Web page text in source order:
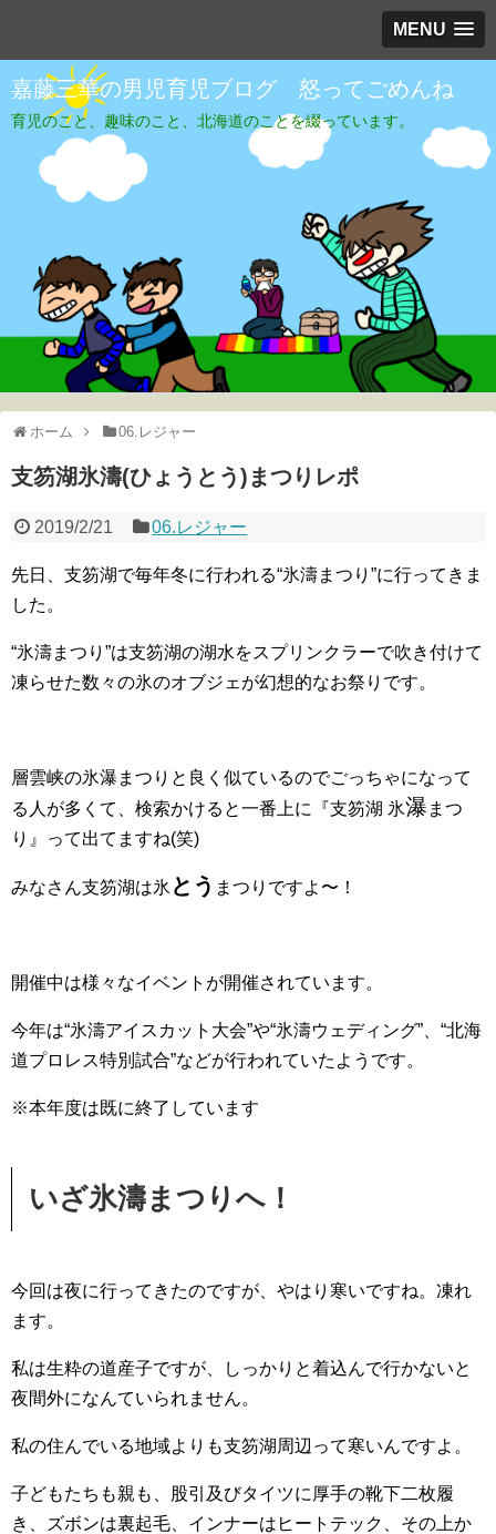
MENU
嘉藤三華の男児育児ブログ 怒ってごめんね
育児のこと、趣味のこと、北海道のことを綴っています。
ホーム 06.レジャー
支笏湖氷濤(ひょうとう)まつりレポ
2019/2/21 06.レジャー
先日、支笏湖で毎年冬に行われる“氷濤まつり”に行ってきま
した。
“氷濤まつり”は支笏湖の湖水をスプリンクラーで吹き付けて
凍らせた数々の氷のオブジェが幻想的なお祭りです。
層雲峡の氷瀑まつりと良く似ているのでごっちゃになって
る人が多くて、検索かけると一番上に『支笏湖 氷瀑 まつ
り』って出てますね(笑)
みなさん支笏湖は氷 とう まつりですよ〜！
開催中は様々なイベントが開催されています。
今年は“氷濤アイスカット大会”や“氷濤ウェディング”、“北海
道プロレス特別試合”などが行われていたようです。
※本年度は既に終了しています
いざ氷濤まつりへ！
今回は夜に行ってきたのですが、やはり寒いですね。凍れ
ます。
私は生粋の道産子ですが、しっかりと着込んで行かないと
夜間外になんていられません。
私の住んでいる地域よりも支笏湖周辺って寒いんですよ。
子どもたちも親も、股引及びタイツに厚手の靴下二枚履
き、ズボンは裏起毛、インナーはヒートテック、その上か